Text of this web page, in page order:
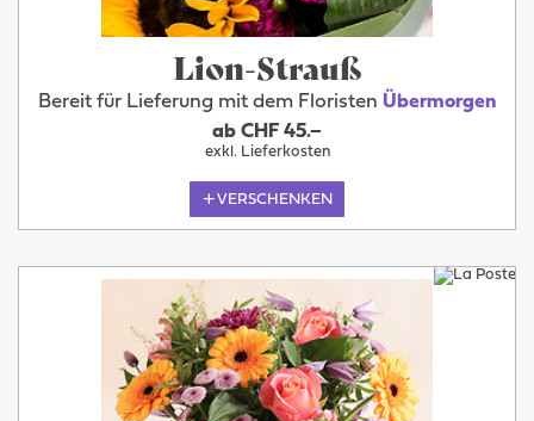
Lion-Strauß
Bereit für Lieferung mit dem Floristen Übermorgen
ab CHF 45.–
exkl. Lieferkosten
VERSCHENKEN